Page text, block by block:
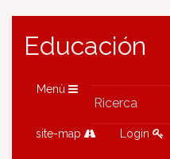
Educación
Menù
site-map Login